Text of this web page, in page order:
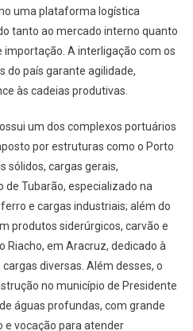
uma plataforma logística
tanto ao mercado interno quanto
importação. A interligação com os
do país garante agilidade,
às cadeias produtivas.
um dos complexos portuários
por estruturas como o Porto
sólidos, cargas gerais,
de Tubarão, especializado na
e cargas industriais; além do
produtos siderúrgicos, carvão e
Riacho, em Aracruz, dedicado à
diversas. Além desses, o
no município de Presidente
águas profundas, com grande
e vocação para atender